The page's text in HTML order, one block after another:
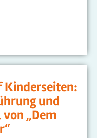
Kinderseiten:
und
„Dem